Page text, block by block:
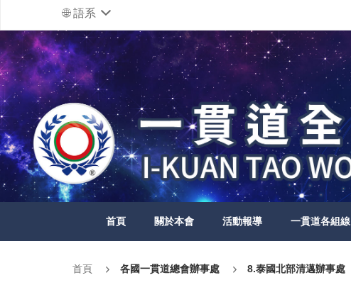
語系
首頁 關於本會 活動報導 一貫道各組線
首頁 各國一貫道總會辦事處 8.泰國北部清邁辦事處